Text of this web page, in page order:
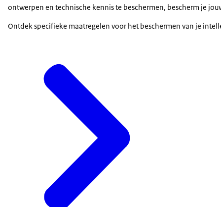
ontwerpen en technische kennis te beschermen, bescherm je
Ontdek specifieke maatregelen voor het beschermen van je